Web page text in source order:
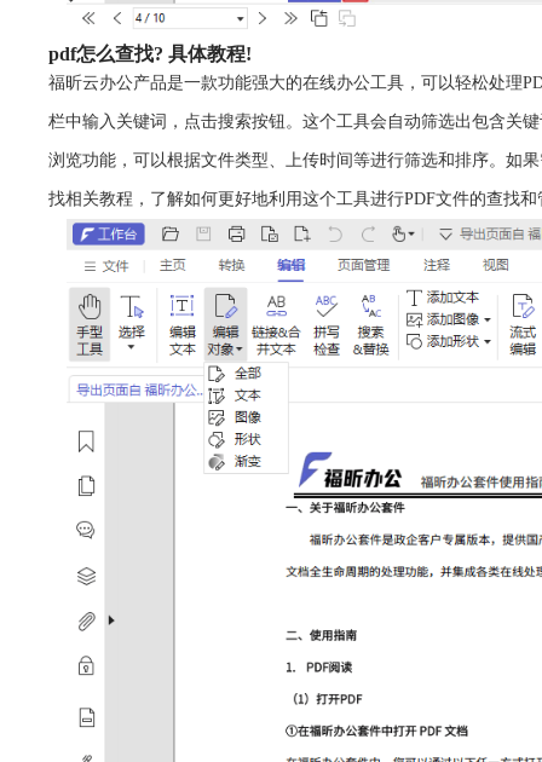
pdf怎么查找? 具体教程!
福昕云办公产品是一款功能强大的在线办公工具，可以轻松处理
栏中输入关键词，点击搜索按钮。这个工具会自动筛选出包含关
浏览功能，可以根据文件类型、上传时间等进行筛选和排序。如
找相关教程，了解如何更好地利用这个工具进行PDF文件的查找和